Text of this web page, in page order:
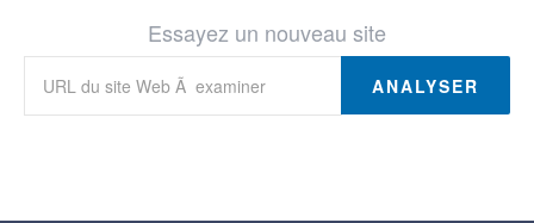
Essayez un nouveau site
ANALYSER